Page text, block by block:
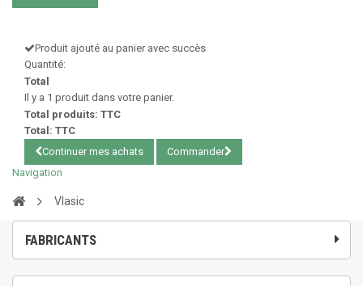
Produit ajouté au panier avec succès
Quantité:
Total
Il y a 1 produit dans votre panier.
Total produits: TTC
Total: TTC
Continuer mes achats
Commander
Navigation
Vlasic
FABRICANTS